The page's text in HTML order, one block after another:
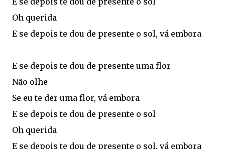
Oh querida
E se depois te dou de presente o sol, vá embora
E se depois te dou de presente uma flor
Não olhe
Se eu te der uma flor, vá embora
E se depois te dou de presente o sol
Oh querida
E se depois te dou de presente o sol, vá embora